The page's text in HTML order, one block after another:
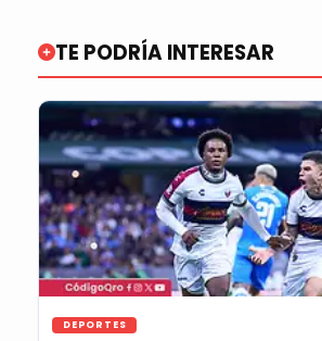
TE PODRÍA INTERESAR
DEPORTES